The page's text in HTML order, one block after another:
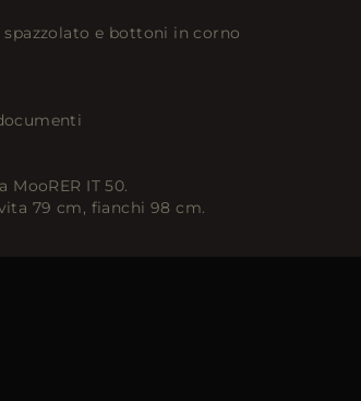
e bottoni in corno
IT 50.
79 cm, fianchi 98 cm.